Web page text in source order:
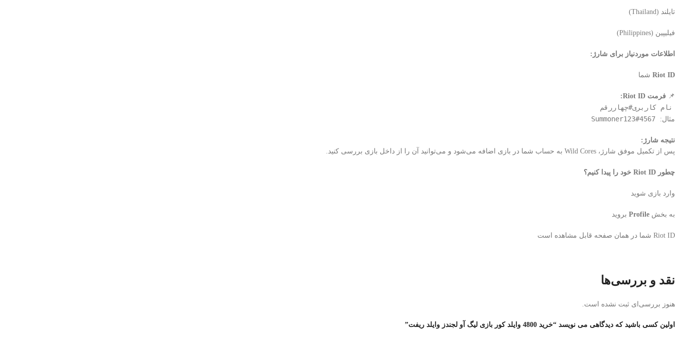
تایلند (Thailand)
فیلیپین (Philippines)
اطلاعات موردنیاز برای شارژ:
Riot ID شما
📌 فرمت Riot ID:
نام کاربری#چهاررقم
مثال: Summoner123#4567
نتیجه شارژ:
پس از تکمیل موفق شارژ، Wild Cores به حساب شما در بازی اضافه می‌شود و می‌توانید آن را از داخل بازی بررسی کنید.
چطور Riot ID خود را پیدا کنیم؟
وارد بازی شوید
به بخش Profile بروید
Riot ID شما در همان صفحه قابل مشاهده است
نقد و بررسی‌ها
هنوز بررسی‌ای ثبت نشده است.
اولین کسی باشید که دیدگاهی می نویسد “خرید 4800 وایلد کور بازی لیگ آو لجندز وایلد ریفت”